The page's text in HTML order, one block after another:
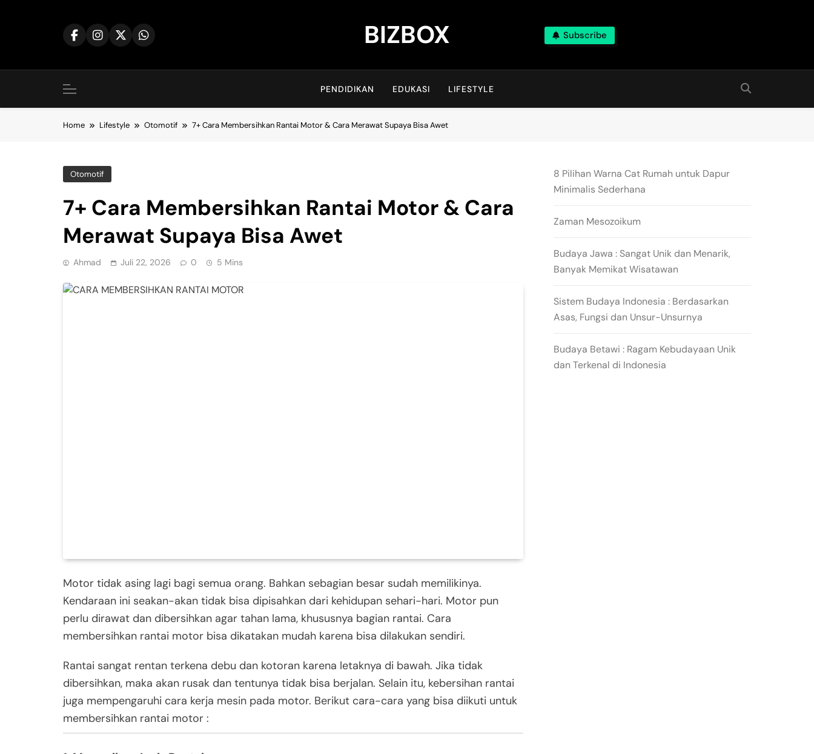
BIZBOX Subscribe
PENDIDIKAN EDUKASI LIFESTYLE
Home Lifestyle Otomotif 7+ Cara Membersihkan Rantai Motor & Cara Merawat Supaya Bisa Awet
Otomotif
7+ Cara Membersihkan Rantai Motor & Cara
Merawat Supaya Bisa Awet
Ahmad Juli 22, 2026 0 5 Mins
Motor tidak asing lagi bagi semua orang. Bahkan sebagian besar sudah memilikinya.
Kendaraan ini seakan-akan tidak bisa dipisahkan dari kehidupan sehari-hari. Motor pun
perlu dirawat dan dibersihkan agar tahan lama, khususnya bagian rantai. Cara
membersihkan rantai motor bisa dikatakan mudah karena bisa dilakukan sendiri.
Rantai sangat rentan terkena debu dan kotoran karena letaknya di bawah. Jika tidak
dibersihkan, maka akan rusak dan tentunya tidak bisa berjalan. Selain itu, kebersihan rantai
juga mempengaruhi cara kerja mesin pada motor. Berikut cara-cara yang bisa diikuti untuk
membersihkan rantai motor :
8 Pilihan Warna Cat Rumah untuk Dapur
Minimalis Sederhana
Zaman Mesozoikum
Budaya Jawa : Sangat Unik dan Menarik,
Banyak Memikat Wisatawan
Sistem Budaya Indonesia : Berdasarkan
Asas, Fungsi dan Unsur-Unsurnya
Budaya Betawi : Ragam Kebudayaan Unik
dan Terkenal di Indonesia